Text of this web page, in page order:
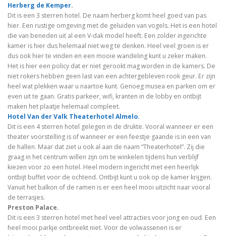
Herberg de Kemper.
Dit is een 3 sterren hotel. De naam herberg komt heel goed van pas
hier. Een rustige omgeving met de geluiden van vogels. Het is een hotel
die van beneden uit al een V-dak model heeft. Een zolder ingerichte
kamer is hier dus helemaal niet weg te denken. Heel veel groen is er
dus ook hier te vinden en een mooie wandeling kunt u zeker maken.
Het is hier een policy dat er niet gerookt mag worden in de kamers. De
niet rokers hebben geen last van een achtergebleven rook geur. Er zijn
heel wat plekken waar u naartoe kunt. Genoeg musea en parken om er
even uit te gaan. Gratis parkeer, wifi, kranten in de lobby en ontbijt
maken het plaatje helemaal compleet.
Hotel Van der Valk Theaterhotel Almelo.
Dit is een 4 sterren hotel gelegen in de drukte. Vooral wanneer er een
theater voorstelling is of wanneer er een feestje gaande is in een van
de hallen. Maar dat ziet u ook al aan de naam “Theaterhotel”. Zij die
graag in het centrum willen zijn om te winkelen tijdens hun verblijf
kiezen voor zo een hotel. Heel modern ingericht met een heerlijk
ontbijt buffet voor de ochtend. Ontbijt kunt u ook op de kamer krijgen.
Vanuit het balkon of de ramen is er een heel mooi uitzicht naar vooral
de terrasjes.
Preston Palace.
Dit is een 3 sterren hotel met heel veel attracties voor jong en oud. Een
heel mooi parkje ontbreekt niet. Voor de volwassenen is er